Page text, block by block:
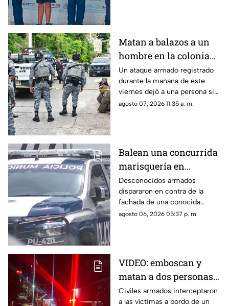
Matan a balazos a un
hombre en la colonia
Periodistas
Un ataque armado registrado
durante la mañana de este
viernes dejó a una persona sin
vida cerca de la Ruiz Cortines.
agosto 07, 2026 11:35 a. m.
Balean una concurrida
marisquería en
Zihuatanejo
Desconocidos armados
dispararon en contra de la
fachada de una conocida
marisquería en Zihutanejo de
agosto 06, 2026 05:37 p. m.
VIDEO: emboscan y
matan a dos personas
adentro de un coche en
Civiles armados interceptaron
a las víctimas a bordo de un